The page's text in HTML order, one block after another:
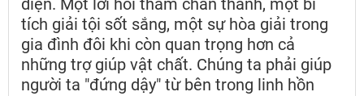
diện. Một lời hỏi thăm chân thành, một bí
tích giải tội sốt sắng, một sự hòa giải trong
gia đình đôi khi còn quan trọng hơn cả
những trợ giúp vật chất. Chúng ta phải giúp
người ta "đứng dậy" từ bên trong linh hồn